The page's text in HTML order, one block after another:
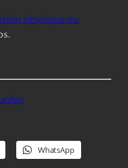
physique ou
WhatsApp